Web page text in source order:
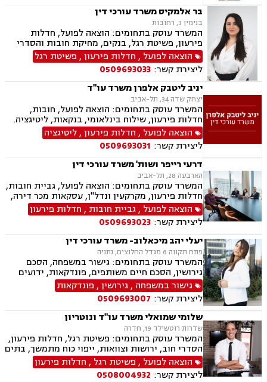
בר אלמקיס משרד עורכי דין
בנימין 3, רחובות
המשרד עוסק בתחומים: הוצאה לפועל, חדלות
פירעון, פשיטת רגל, בנקים, מחיקת חובות והסדרי
חוב, דיני משפחה, גישור במשפחה, ידועים בציבור,
הסכמי ממון, מזונות, משמורת, גירושין, חלוקת רכוש,
זמני שהות, ניכור הורי
הוצאה לפועל , חדלות פירעון, פשיטת רגל
ליצירת קשר: 0509693033
יניב ליטבק אלפרן משרד עו"ד
יצחק שדה 34, תל-אביב
המשרד עוסק בתחומים: הוצאה לפועל, חובות,
חדלות פירעון, שילוח בינלאומי, בנקאות, ליטיגציה.
הוצאה לפועל , חדלות פירעון,ליטיגציה
ליצירת קשר: 0509693031
דרעי רייפר ושות' משרד עורכי דין
הארבעה 28, תל-אביב
המשרד עוסק בתחומים: הוצאה לפועל, גביית חובות,
חדלות פירעון, מקרקעין ונדל"ן, עסקאות מכר דירה,
דיני משפחה, חלוקת רכוש, דיני חוזים, ירושות
וצוואות.
הוצאה לפועל ,גביית חובות , חדלות פירעון
ליצירת קשר: 0509693023
יעלי יהב מיכאלוב- משרד עורכי דין
פתח תקווה 6 מגדל החלוצים, נתניה
המשרד עוסק בתחומים: גישור במשפחה, הסכם
גירושין, הסכם חיים משותפים, פונדקאות, ידועים
בציבור, אפוטרופסות, הסכמי ממון, אבהות, מזונות,
זמני שהות, גירושין, הורות חד מינית, נישואים
אזרחיים, חוק הנוער, אימוץ , חלוקת רכוש, מעמד
אישי, תיאום הורי, חטיפת ילדים, זמני שהות (החזקת
ילדים), אומנה, ניכור הורי, עסקאות מתנה, הוצאה
לפועל, חדלות פירעון, ייפוי כוח מתמשך, מסמך
הבעת רצון, צוואות וירושה.
גישור במשפחה ,גירושין, פונדקאות
ליצירת קשר: 0509693007
שלומי שמואלי משרד עו"ד ונוטריון
שדרות רוטשילד 19, חדרה
המשרד עוסק בתחומים: פשיטת רגל, חדלות פירעון,
הסדרי חוב, ירושות וצוואות, ייפוי כוח מתמשך, בתים
משותפים, עסקאות מכר דירה, ליטיגציה, לשון הרע,
מיסים
הוצאה לפועל , פשיטת רגל , חדלות פירעון
ליצירת קשר: 0508004932